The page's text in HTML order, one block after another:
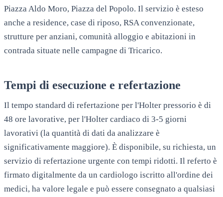
Piazza Aldo Moro, Piazza del Popolo. Il servizio è esteso
anche a residence, case di riposo, RSA convenzionate,
strutture per anziani, comunità alloggio e abitazioni in
contrada situate nelle campagne di Tricarico.
Tempi di esecuzione e refertazione
Il tempo standard di refertazione per l'Holter pressorio è di
48 ore lavorative, per l'Holter cardiaco di 3-5 giorni
lavorativi (la quantità di dati da analizzare è
significativamente maggiore). È disponibile, su richiesta, un
servizio di refertazione urgente con tempi ridotti. Il referto è
firmato digitalmente da un cardiologo iscritto all'ordine dei
medici, ha valore legale e può essere consegnato a qualsiasi